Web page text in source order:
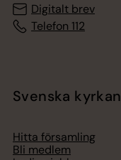
Digitalt brev
Telefon 112
Svenska kyrkan
Hitta församling
Bli medlem